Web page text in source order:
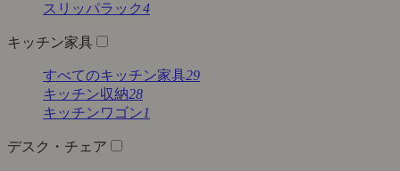
スリッパラック4
キッチン家具
すべてのキッチン家具29
キッチン収納28
キッチンワゴン1
デスク・チェア